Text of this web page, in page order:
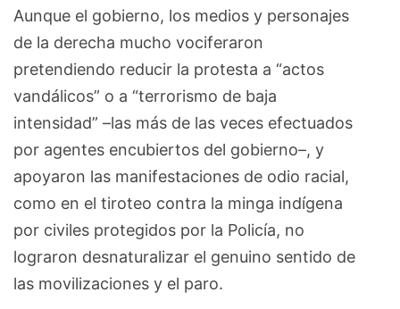
Aunque el gobierno, los medios y personajes
de la derecha mucho vociferaron
pretendiendo reducir la protesta a “actos
vandálicos” o a “terrorismo de baja
intensidad” –las más de las veces efectuados
por agentes encubiertos del gobierno–, y
apoyaron las manifestaciones de odio racial,
como en el tiroteo contra la minga indígena
por civiles protegidos por la Policía, no
lograron desnaturalizar el genuino sentido de
las movilizaciones y el paro.